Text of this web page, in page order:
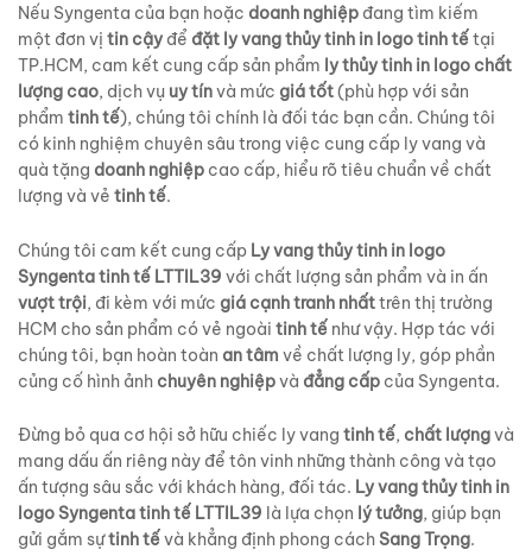
Nếu Syngenta của bạn hoặc doanh nghiệp đang tìm kiếm
một đơn vị tin cậy để đặt ly vang thủy tinh in logo tinh tếtại
TP.HCM, cam kết cung cấp sản phẩm ly thủy tinh in logo chất
lượng cao, dịch vụ uy tínvà mức giá tốt(phù hợp với sản
phẩm tinh tế), chúng tôi chính là đối tác bạn cần. Chúng tôi
có kinh nghiệm chuyên sâu trong việc cung cấp ly vang và
quà tặng doanh nghiệp cao cấp, hiểu rõ tiêu chuẩn về chất
lượng và vẻ tinh tế.
Chúng tôi cam kết cung cấp Ly vang thủy tinh in logo
Syngenta tinh tế LTTIL39 với chất lượng sản phẩm và in ấn
vượt trội, đi kèm với mức giá cạnh tranh nhấttrên thị trường
HCM cho sản phẩm có vẻ ngoài tinh tế như vậy. Hợp tác với
chúng tôi, bạn hoàn toàn an tâm về chất lượng ly, góp phần
củng cố hình ảnh chuyên nghiệpvà đẳng cấp của Syngenta.
Đừng bỏ qua cơ hội sở hữu chiếc ly vang tinh tế, chất lượngvà
mang dấu ấn riêng này để tôn vinh những thành công và tạo
ấn tượng sâu sắc với khách hàng, đối tác. Ly vang thủy tinh in
logo Syngenta tinh tế LTTIL39 là lựa chọn lý tưởng, giúp bạn
gửi gắm sựtinh tếvà khẳng định phong cáchSang Trọng.